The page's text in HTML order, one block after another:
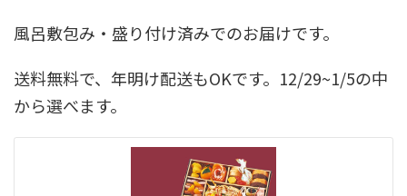
風呂敷包み・盛り付け済みでのお届けです。
送料無料で、年明け配送もOKです。12/29~1/5の中
から選べます。